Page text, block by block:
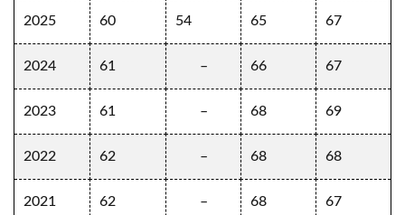
2025 60 54 65 67
2024 61 – 66 67
2023 61 – 68 69
2022 62 – 68 68
2021 62 – 68 67